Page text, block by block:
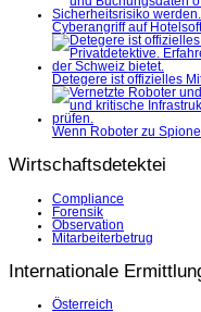
Cyberangriff auf
Detegere ist offizielles
Wenn Roboter zu
Wirtschaftsdetektei
Compliance
Forensik
Observation
Mitarbeiterbetrug
Internationale
Österreich